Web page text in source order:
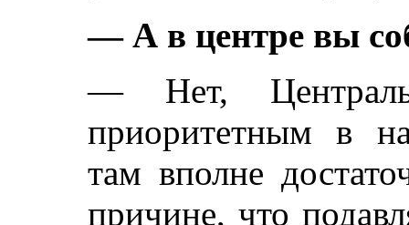
— А в центре вы
— Нет,
приоритетным в
там вполне
причине, что